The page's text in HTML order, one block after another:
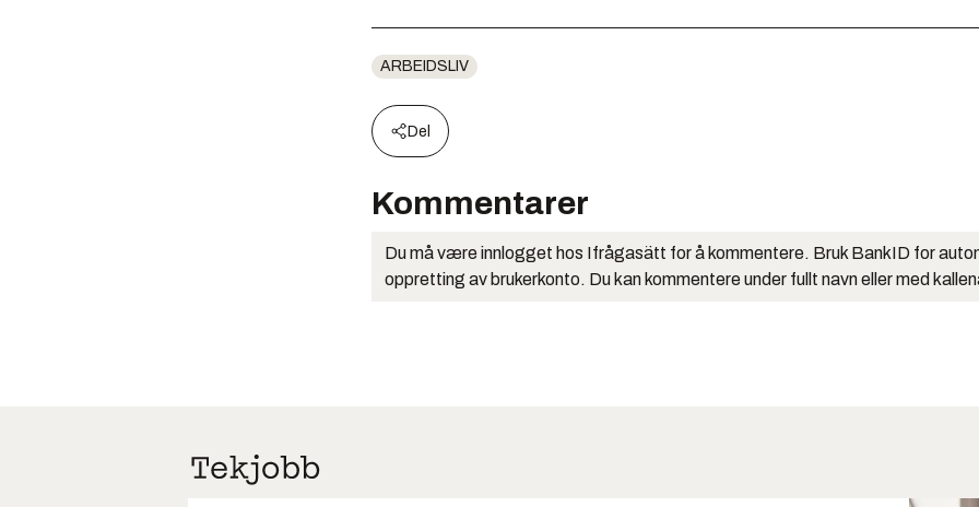
ARBEIDSLIV
Del
Kommentarer
Du må være innlogget hos Ifrågasätt for å kommentere. Bruk BankID for
oppretting av brukerkonto. Du kan kommentere under fullt navn eller med